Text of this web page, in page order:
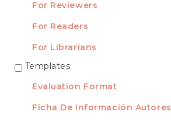
For Reviewers
For Readers
For Librarians
TEMPLATES
Templates
Evaluation Format
Ficha De Información Autores